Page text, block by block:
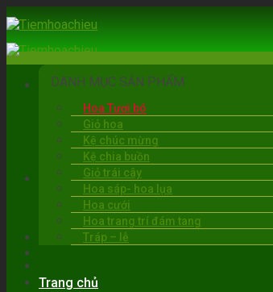
Skip
to
content
BẠC LIÊU
06:00 - 22:00
0919.30.6263
DANH MỤC SẢN PHẨM
Hoa Tươi bó
Giỏ hoa
Kệ chúc mừng
Kệ chia buồn
Giỏ trái cây
Hoa sáp- hoa lụa
Hoa cưới
Hoa trang trí đám tang
Tráp – lễ
Trang chủ